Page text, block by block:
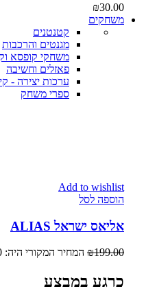
₪30.00
משחקים
קטנטנים
מגנטים והרכבות
משחקי קופסא
פאזלים וחשיבה
ערכות יצירה -
ספרי משחק
Add to wishlist
הוספה לסל
אליאס ישראל ALIAS
₪199.00 המחיר המקורי היה: ₪199.00.
כרגע במבצע